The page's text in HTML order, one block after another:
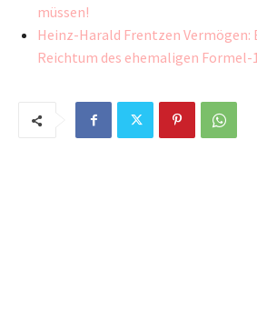
müssen!
Heinz-Harald Frentzen Vermögen:
Reichtum des ehemaligen Formel-